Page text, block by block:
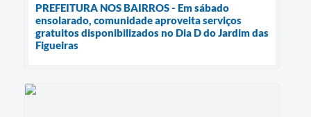
PREFEITURA NOS BAIRROS - Em sábado
ensolarado, comunidade aproveita serviços
gratuitos disponibilizados no Dia D do Jardim das
Figueiras